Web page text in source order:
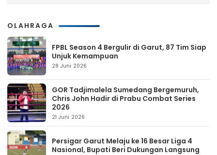
OLAHRAGA
FPBL Season 4 Bergulir di Garut, 87 Tim Siap
Unjuk Kemampuan
28 Juni 2026
GOR Tadjimalela Sumedang Bergemuruh,
Chris John Hadir di Prabu Combat Series
2026
21 Juni 2026
Persigar Garut Melaju ke 16 Besar Liga 4
Nasional, Bupati Beri Dukungan Langsung